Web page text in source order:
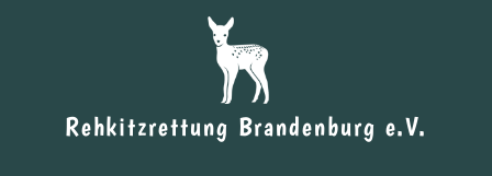
Rehkitzrettung Brandenburg e.V.